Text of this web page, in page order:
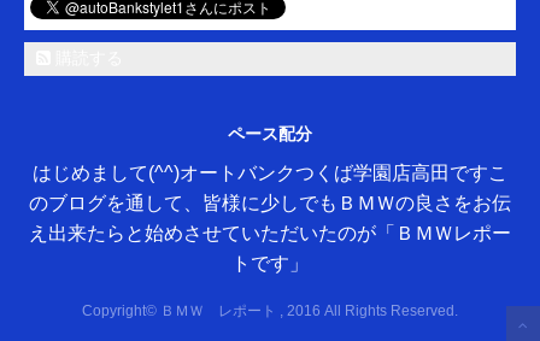
ペース配分
はじめまして(^^)オートバンクつくば学園店高田ですこ
のブログを通して、皆様に少しでもＢＭＷの良さをお伝
え出来たらと始めさせていただいたのが「ＢＭＷレポー
トです」
Copyright© ＢＭＷ レポート , 2016 All Rights Reserved.